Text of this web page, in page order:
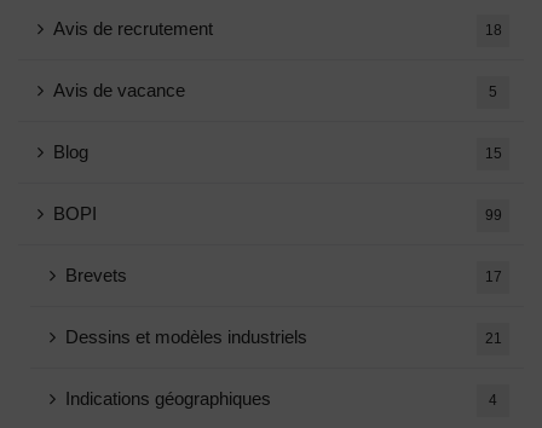
Avis de recrutement 18
Avis de vacance 5
Blog 15
BOPI 99
Brevets 17
Dessins et modèles industriels 21
Indications géographiques 4